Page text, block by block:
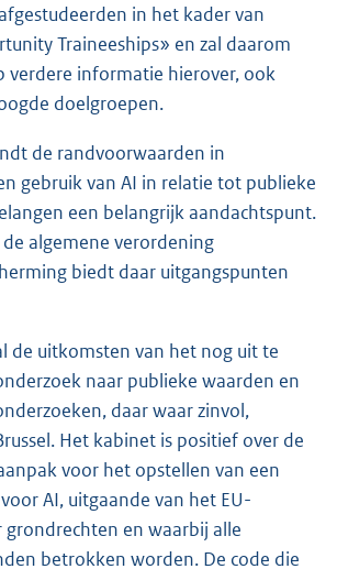
in het kader van
Traineeships» en zal daarom
verdere informatie hierover, ook
doelgroepen.
de randvoorwaarden in
gebruik van AI in relatie tot publieke
een belangrijk aandachtspunt.
algemene verordening
biedt daar uitgangspunten
de uitkomsten van het nog uit te
naar publieke waarden en
daar waar zinvol,
Het kabinet is positief over de
voor het opstellen van een
AI, uitgaande van het EU-
grondrechten en waarbij alle
betrokken worden. De code die